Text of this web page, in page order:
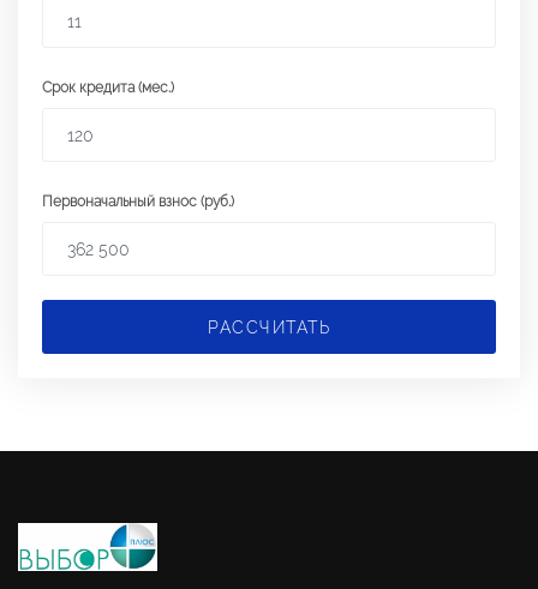
Срок кредита (мес.)
Первоначальный взнос (руб.)
РАССЧИТАТЬ